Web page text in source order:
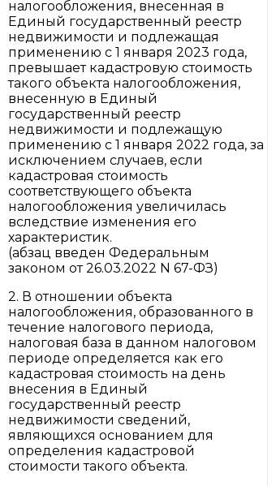
налогообложения, внесенная в
Единый государственный реестр
недвижимости и подлежащая
применению с 1 января 2023 года,
превышает кадастровую стоимость
такого объекта налогообложения,
внесенную в Единый
государственный реестр
недвижимости и подлежащую
применению с 1 января 2022 года, за
исключением случаев, если
кадастровая стоимость
соответствующего объекта
налогообложения увеличилась
вследствие изменения его
характеристик.
(абзац введен Федеральным
законом от 26.03.2022 N 67-ФЗ)
2. В отношении объекта
налогообложения, образованного в
течение налогового периода,
налоговая база в данном налоговом
периоде определяется как его
кадастровая стоимость на день
внесения в Единый
государственный реестр
недвижимости сведений,
являющихся основанием для
определения кадастровой
стоимости такого объекта.